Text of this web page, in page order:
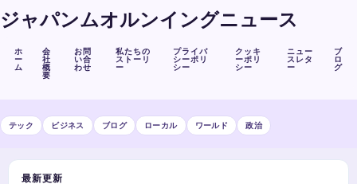
ジャパンムオルンイングニュース
ホ
ー
ム
会
社
概
要
お問
い合
わせ
私たちの
ストーリ
ー
プライバ
シーポリ
シー
クッキ
ーポリ
シー
ニュー
スレタ
ー
ブ
ロ
グ
テック ビジネス ブログ ローカル ワールド 政治
最新更新